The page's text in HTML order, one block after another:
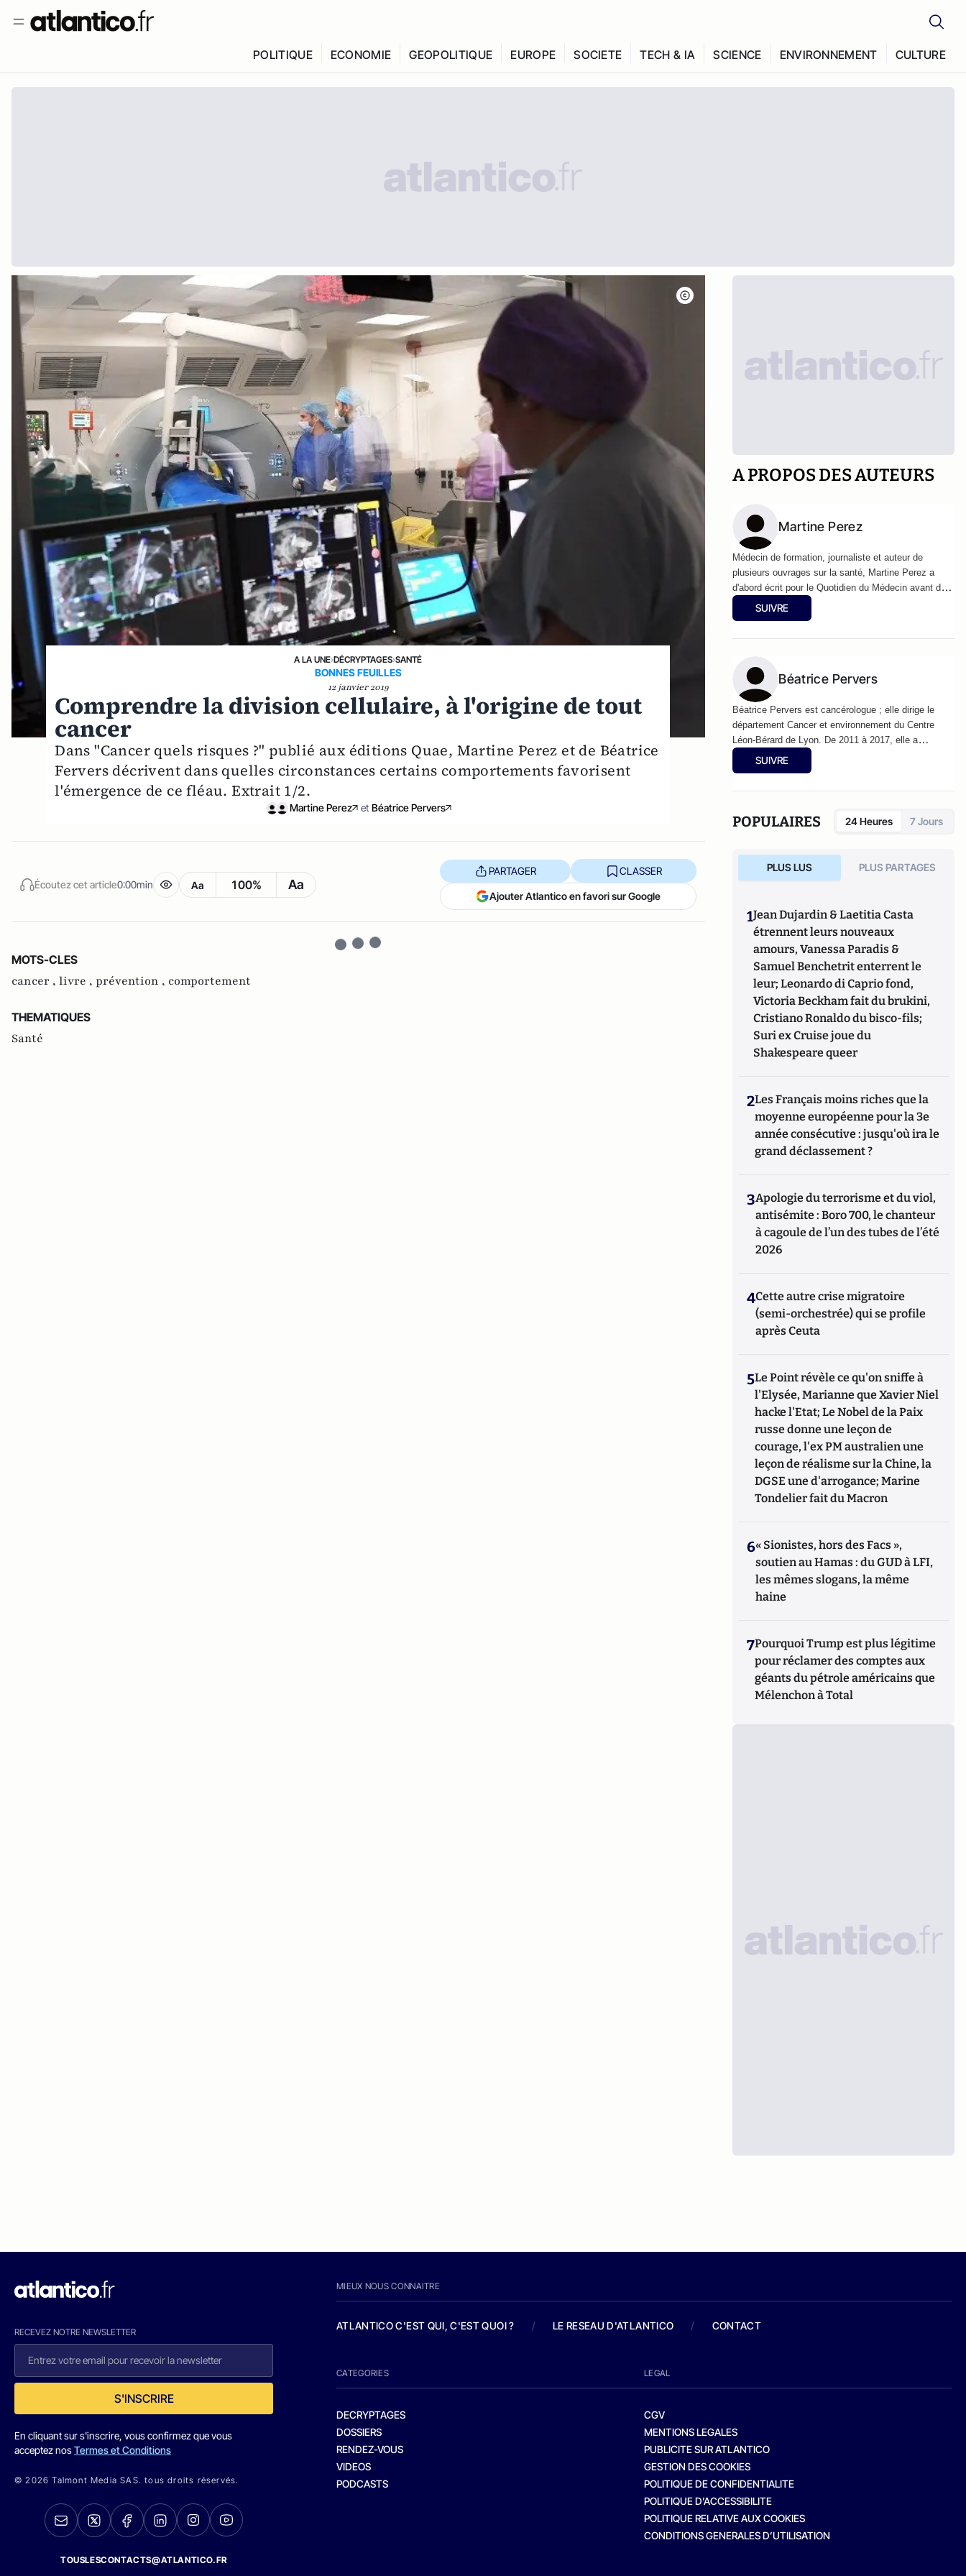
POLITIQUE ECONOMIE GEOPOLITIQUE EUROPE SOCIETE TECH & IA SCIENCE ENVIRONNEMENT CULTURE
A LA UNE›DÉCRYPTAGES›SANTÉ
BONNES FEUILLES
12 janvier 2019
Comprendre la division cellulaire, à l'origine de tout
cancer
Dans "Cancer quels risques ?" publié aux éditions Quae, Martine Perez et de Béatrice
Fervers décrivent dans quelles circonstances certains comportements favorisent
l'émergence de ce fléau. Extrait 1/2.
Martine Perez et Béatrice Pervers
Écoutez cet article0:00min Aa 100% Aa
PARTAGER CLASSER
Ajouter Atlantico en favori sur Google
MOTS-CLES
cancer , livre , prévention , comportement
THEMATIQUES
Santé
A PROPOS DES AUTEURS
Martine Perez
Médecin de formation, journaliste et auteur de
plusieurs ouvrages sur la santé, Martine Perez a
d'abord écrit pour le Quotidien du Médecin avant de
devenir rédactrice en chef de la rubrique Sciences et
médecine du Figaro pendant près de 20 ans.
SUIVRE
Béatrice Pervers
Béatrice Pervers est cancérologue ; elle dirige le
département Cancer et environnement du Centre
Léon-Bérard de Lyon. De 2011 à 2017, elle a
coordonné la chaire d'excellence Environnement,
nutrition et cancer. Jacqueline Godet (préface) est
SUIVRE
POPULAIRES 24 Heures 7 Jours
PLUS LUS PLUS PARTAGES
1Jean Dujardin & Laetitia Casta
étrennent leurs nouveaux
amours, Vanessa Paradis &
Samuel Benchetrit enterrent le
leur; Leonardo di Caprio fond,
Victoria Beckham fait du brukini,
Cristiano Ronaldo du bisco-fils;
Suri ex Cruise joue du
Shakespeare queer
2Les Français moins riches que la
moyenne européenne pour la 3e
année consécutive : jusqu'où ira le
grand déclassement ?
3Apologie du terrorisme et du viol,
antisémite : Boro 700, le chanteur
à cagoule de l’un des tubes de l’été
2026
4Cette autre crise migratoire
(semi-orchestrée) qui se profile
après Ceuta
5Le Point révèle ce qu'on sniffe à
l'Elysée, Marianne que Xavier Niel
hacke l'Etat; Le Nobel de la Paix
russe donne une leçon de
courage, l'ex PM australien une
leçon de réalisme sur la Chine, la
DGSE une d'arrogance; Marine
Tondelier fait du Macron
6« Sionistes, hors des Facs »,
soutien au Hamas : du GUD à LFI,
les mêmes slogans, la même
haine
7Pourquoi Trump est plus légitime
pour réclamer des comptes aux
géants du pétrole américains que
Mélenchon à Total
RECEVEZ NOTRE NEWSLETTER
S'INSCRIRE
En cliquant sur s'inscrire, vous confirmez que vous
acceptez nosTermes et Conditions
© 2026 Talmont Media SAS. tous droits réservés.
TOUSLESCONTACTS@ATLANTICO.FR
MIEUX NOUS CONNAITRE
ATLANTICO C'EST QUI, C'EST QUOI ? / LE RESEAU D'ATLANTICO / CONTACT
CATEGORIES
DECRYPTAGES
DOSSIERS
RENDEZ-VOUS
VIDEOS
PODCASTS
LEGAL
CGV
MENTIONS LEGALES
PUBLICITE SUR ATLANTICO
GESTION DES COOKIES
POLITIQUE DE CONFIDENTIALITE
POLITIQUE D’ACCESSIBILITE
POLITIQUE RELATIVE AUX COOKIES
CONDITIONS GENERALES D’UTILISATION